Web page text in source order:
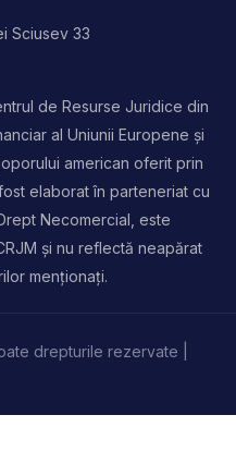
Sciusev 33
de Resurse Juridice din
al Uniunii Europene și
american oferit prin
elaborat în parteneriat cu
Necomercial, este
și nu reflectă neapărat
menționați.
drepturile rezervate |